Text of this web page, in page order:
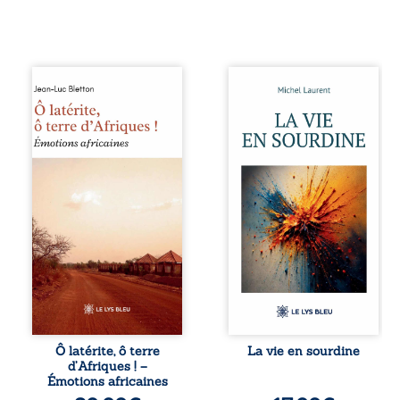
Ô latérite, ô terre
d’Afriques ! est un
poétique et
authentique aux
paysages, aux
émotions brutes
d’un continent en
entre traditions et
modernité. Des
souvenirs intimes
– la pluie à
Namoungou, le
baobab de
Zagtouli – aux
portraits
marquants –
Thomas Sankara,
Hamadoun Dicko,
Ô latérite, ô terre
d’Afriques ! –
Émotions africaines
Nina et Pierre se
très jeunes,
presque par
hasard, et se sont
aimés simplement,
persuadés que la
présence de
l’autre suffirait. Ils
mènent une
existence
modeste, rythmée
par le travail, la
fatigue et les
silences. La mort
de la mère de
vivent, fragilise un
équilibre déjà
La vie en sourdine